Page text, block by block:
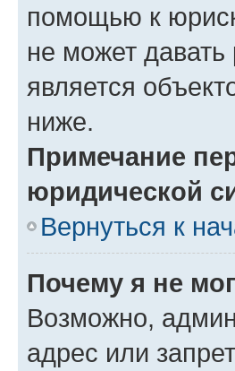
помощью к
не может
является
ниже.
Примечание
юридической
Вернуться к
Почему я не
Возможно,
адрес или